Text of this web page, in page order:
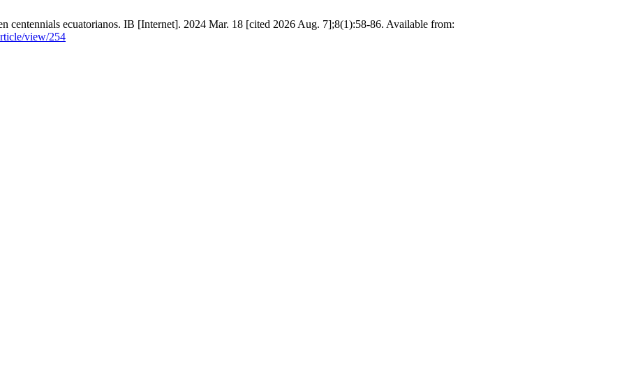
centennials ecuatorianos. IB [Internet]. 2024 Mar. 18 [cited 2026 Aug. 7];8(1):58-86. Available from:
view/254